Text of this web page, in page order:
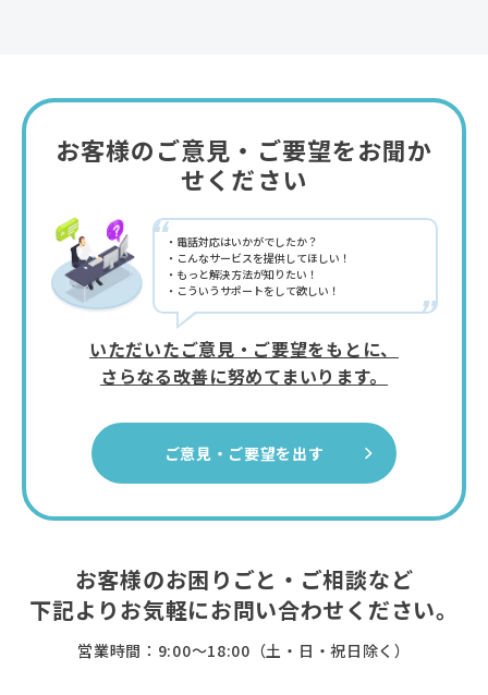
お客様のご意見・ご要望をお聞か
せください
“
”
電話対応はいかがでしたか？
こんなサービスを提供してほしい！
もっと解決方法が知りたい！
こういうサポートをして欲しい！
いただいたご意見・ご要望をもとに、
さらなる改善に努めてまいります。
ご意見・ご要望を出す
お客様のお困りごと・ご相談など
下記よりお気軽にお問い合わせください。
営業時間：9:00〜18:00（土・日・祝日除く）